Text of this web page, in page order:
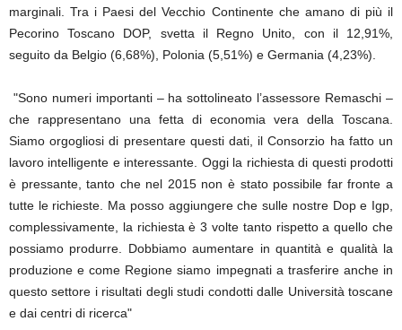
marginali. Tra i Paesi del Vecchio Continente che amano di più il
Pecorino Toscano DOP, svetta il Regno Unito, con il 12,91%,
seguito da Belgio (6,68%), Polonia (5,51%) e Germania (4,23%).
"Sono numeri importanti – ha sottolineato l’assessore Remaschi –
che rappresentano una fetta di economia vera della Toscana.
Siamo orgogliosi di presentare questi dati, il Consorzio ha fatto un
lavoro intelligente e interessante. Oggi la richiesta di questi prodotti
è pressante, tanto che nel 2015 non è stato possibile far fronte a
tutte le richieste. Ma posso aggiungere che sulle nostre Dop e Igp,
complessivamente, la richiesta è 3 volte tanto rispetto a quello che
possiamo produrre. Dobbiamo aumentare in quantità e qualità la
produzione e come Regione siamo impegnati a trasferire anche in
questo settore i risultati degli studi condotti dalle Università toscane
e dai centri di ricerca"